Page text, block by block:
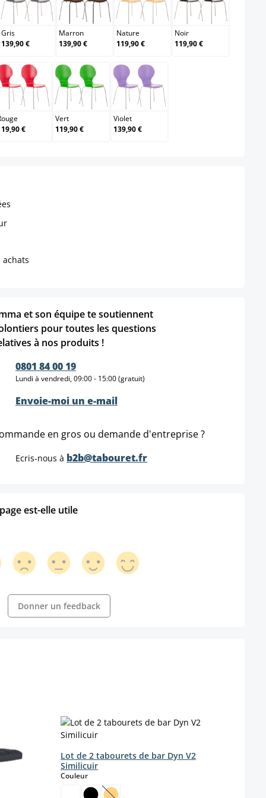
Gris
Gris
139,90 €
Marron
Marron
139,90 €
Nature
Nature
119,90 €
Noir
Noir
119,90 €
Rouge
€
Vert
Vert
119,90 €
Violet
Violet
139,90 €
achats
et son équipe te soutiennent
pour toutes les questions
à nos produits !
0801 84 00 19
Lundi à vendredi, 09:00 - 15:00 (gratuit)
Envoie-moi un e-mail
en gros ou demande d'entreprise ?
Ecris-nous à b2b@tabouret.fr
est-elle utile
Donner un feedback
Lot de 2 tabourets de bar Dyn V2
Similicuir
Couleurselect